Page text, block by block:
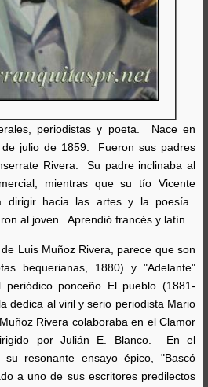
periodistas y poeta. Nace en
de julio de 1859. Fueron sus padres
Rivera. Su padre inclinaba al
mientras que su tío Vicente
dirigir hacia las artes y la poesía.
al joven. Aprendió francés y latín.
Luis Muñoz Rivera, parece que son
bequerianas, 1880) y "Adelante"
ponceño El pueblo (1881-
dedica al viril y serio periodista Mario
Rivera colaboraba en el Clamor
por Julián E. Blanco. En el
su resonante ensayo épico, "Bascó
a uno de sus escritores predilectos